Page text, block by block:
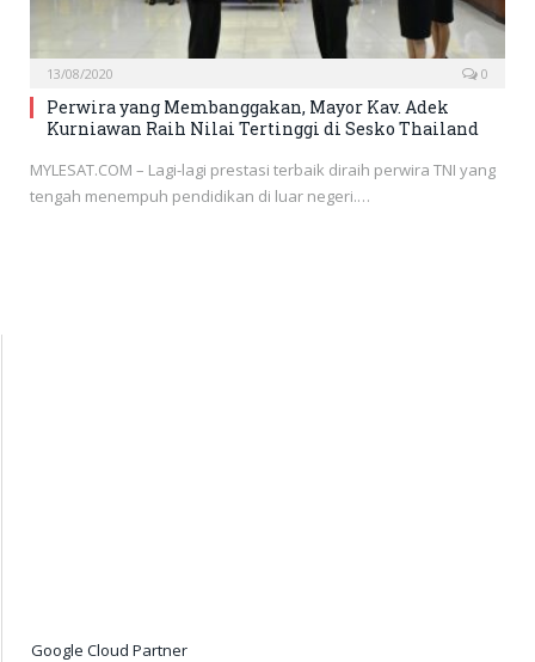
13/08/2020 0
Perwira yang Membanggakan, Mayor Kav. Adek
Kurniawan Raih Nilai Tertinggi di Sesko Thailand
MYLESAT.COM – Lagi-lagi prestasi terbaik diraih perwira TNI yang
tengah menempuh pendidikan di luar negeri.…
Google Cloud Partner